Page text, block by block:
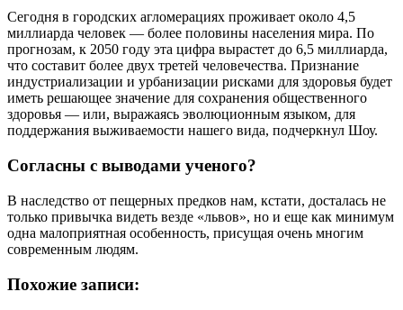
Сегодня в городских агломерациях проживает около 4,5
миллиарда человек — более половины населения мира. По
прогнозам, к 2050 году эта цифра вырастет до 6,5 миллиарда,
что составит более двух третей человечества. Признание
индустриализации и урбанизации рисками для здоровья будет
иметь решающее значение для сохранения общественного
здоровья — или, выражаясь эволюционным языком, для
поддержания выживаемости нашего вида, подчеркнул Шоу.
Согласны с выводами ученого?
В наследство от пещерных предков нам, кстати, досталась не
только привычка видеть везде «львов», но и еще как минимум
одна малоприятная особенность, присущая очень многим
современным людям.
Похожие записи: